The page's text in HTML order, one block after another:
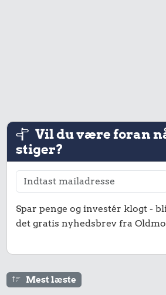
3,49 kr.
Strygejern
0,30 kr.
Rugbrød
Vil du være foran
stiger?
Spar penge og investér klogt -
det gratis nyhedsbrev fra
Mest læste